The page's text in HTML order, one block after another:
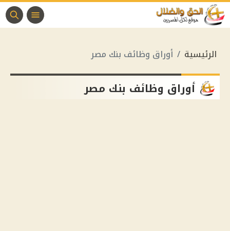
الرئيسية أوراق وظائف بنك مصر
أوراق وظائف بنك مصر